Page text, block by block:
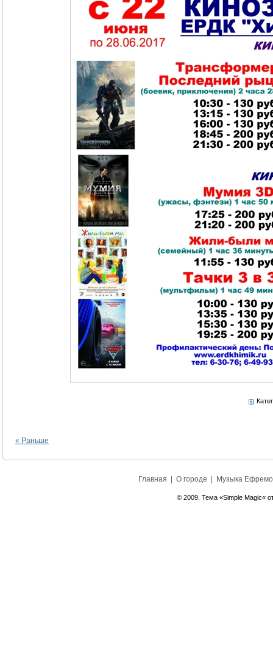
« Раньше
Главная О городе Музыка
© 2009. Тема «Simple Magic«